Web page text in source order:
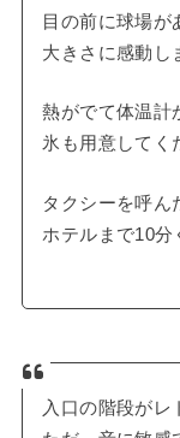
目の前に球場が
大きさに感動し
熱がでて体温計
氷も用意してく
タクシーを呼ん
ホテルまで10分
入口の階段がレ